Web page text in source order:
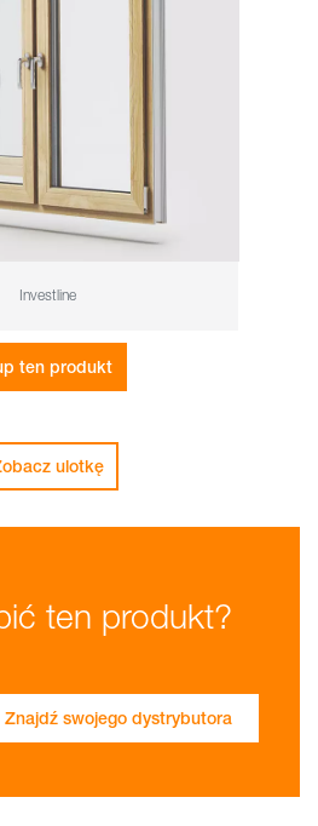
Investline
ten produkt
ulotkę
ten produkt?
Znajdź swojego dystrybutora